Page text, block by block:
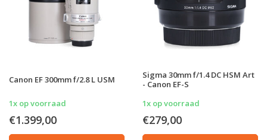
Canon EF 300mm f/2.8 L USM
1x op voorraad
€1.399,00
Sigma 30mm f/1.4 DC HSM Art
- Canon EF-S
1x op voorraad
€279,00